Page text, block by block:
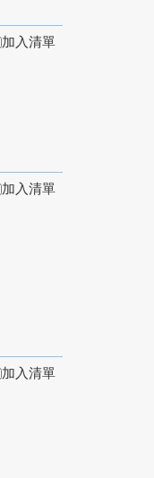
加入清單
加入清單
加入清單